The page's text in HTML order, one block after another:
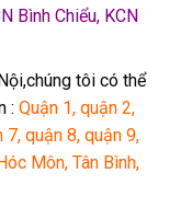
Bình Chiểu, KCN
tôi có thể
: Quận 1, quận 2,
7, quận 8, quận 9,
Môn, Tân Bình,